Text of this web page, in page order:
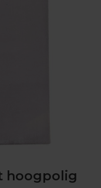
hoogpolig